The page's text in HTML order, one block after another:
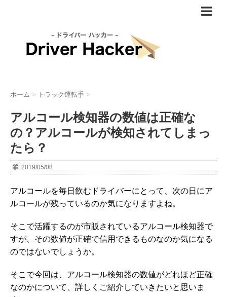
ホーム > トラック運転手 >
アルコール検知器の数値は正確な
の？アルコールが検知されてしまっ
たら？
2019/05/08
アルコールを毎日飲むドライバーにとって、次の日にア
ルコールが残っているのか気になりますよね。
そこで活躍するのが市販されているアルコール検知器で
すが、その数値が正確で信用できるものなのか気になる
のではないでしょうか。
そこで今回は、アルコール検知器の数値がどれほど正確
なのかについて、詳しくご紹介していきたいと思いま